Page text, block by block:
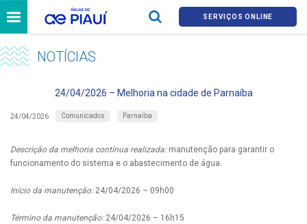
SERVIÇOS ONLINE
NOTÍCIAS
24/04/2026 – Melhoria na cidade de Parnaíba
24/04/2026 Comunicados Parnaíba
Descrição da melhoria contínua realizada:manutenção para garantir o
funcionamento do sistema e o abastecimento de água.
Início da manutenção:24/04/2026 – 09h00
Término da manutenção:24/04/2026 – 16h15